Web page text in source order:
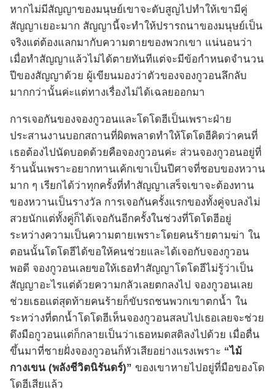
หากไม่มีสัญญาของมนุษย์เขาจะดับสูญไปทำให้เขามีคู่
สัญญาเยอะมาก สัญญานี้จะทำให้ปรารถนาของมนุษย์เป็น
จริงแต่ต้องแลกมากับความตายของพวกเขา แน่นอนว่า
เมื่อทำสัญญาแล้วไม่ได้ตายทันทีแต่จะมีข้อกำหนดจำนวน
ปีของสัญญาด้วย ผู้เขียนมองว่าตัวของจองกูวอนลึกลับ
มากกว่านั้นค่ะแต่ทางเรื่องไม่ได้เฉลยออกมา
การเจอกันของจองกูวอนและโดโดฮีเป็นเพราะฝ่าย
ประสานงานบอกสถานที่ผิดพลาดทำให้โดโดฮีคิดว่าคนที่
เธอต้องไปนัดบอดด้วยคือจองกูวอนค่ะ ส่วนจองกูวอนอยู่ที่
ร้านนั้นเพราะอยากทานเค้กเขาเป็นปีศาจที่ชอบของหวาน
มาก ๆ เรียกได้ว่าทุกครั้งที่ทำสัญญาเสร็จเขาจะต้องทาน
ของหวานเป็นรางวัล การเจอกันครั้งแรกของทั้งคู่จบลงไม่
สวยนักแต่ทั้งคู่ก็ได้เจอกันอีกครั้งในช่วงที่โดโดฮีอยู่
ระหว่างความเป็นความตายเพราะโดยคนร้ายตามฆ่า ใน
ตอนนั้นโดโดฮีได้ขอให้คนช่วยและได้เจอกับจองกูวอน
พอดี จองกูวอนเลยขอให้เธอทำสัญญาโดโดฮีไม่รู้ว่าเป็น
สัญญาอะไรแต่ด้วยความกลัวเลยตกลงไป จองกูวอนเลย
ช่วยเธอแต่สุดท้ายคนร้ายก็ขับรถชนพวกเขาตกน้ำ ใน
ระหว่างที่ตกน้ำโดโดฮีเห็นจองกูวอนสลบไปเธอเลยจะช่วย
ดึงมือกูวอนแต่ก็กลายเป็นว่าเธอหมดสติลงไปด้วย เมื่อตื่น
ขึ้นมาที่ชายฝั่งจองกูวอนก็หัวเสียอย่างแรงเพราะ “ไม้
กางเขน (พลังชีวิตนิรันดร์)” ของเขาหายไปอยู่ที่มือของโด
โดฮีเสียแล้ว